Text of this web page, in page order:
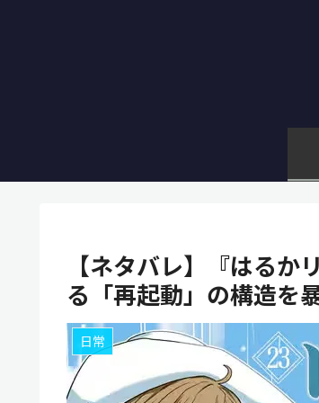
【ネタバレ】『はる
る「再起動」の構造を
日常